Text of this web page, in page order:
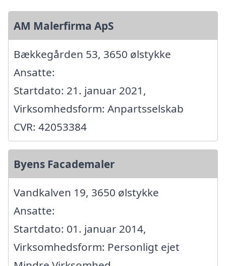
AM Malerfirma ApS
Bækkegården 53, 3650 ølstykke
Ansatte:
Startdato: 21. januar 2021,
Virksomhedsform: Anpartsselskab
CVR: 42053384
Byens Facademaler
Vandkalven 19, 3650 ølstykke
Ansatte:
Startdato: 01. januar 2014,
Virksomhedsform: Personligt ejet